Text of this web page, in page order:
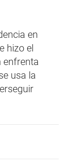
en
hizo el
enfrenta
usa la